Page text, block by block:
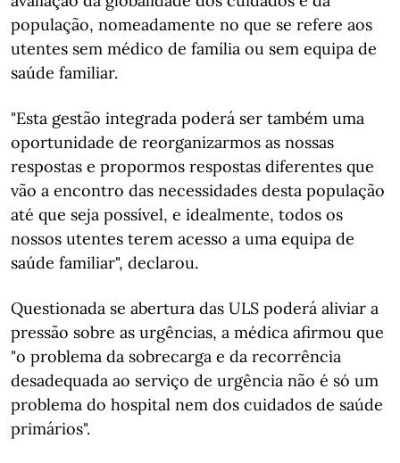
população, nomeadamente no que se refere aos
utentes sem médico de família ou sem equipa de
saúde familiar.
"Esta gestão integrada poderá ser também uma
oportunidade de reorganizarmos as nossas
respostas e propormos respostas diferentes que
vão a encontro das necessidades desta população
até que seja possível, e idealmente, todos os
nossos utentes terem acesso a uma equipa de
saúde familiar", declarou.
Questionada se abertura das ULS poderá aliviar a
pressão sobre as urgências, a médica afirmou que
"o problema da sobrecarga e da recorrência
desadequada ao serviço de urgência não é só um
problema do hospital nem dos cuidados de saúde
primários".